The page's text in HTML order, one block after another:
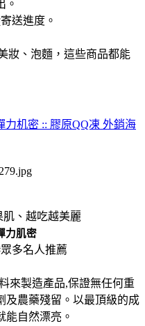
。
送進度。
妝、泡麵，這些商品都能
机密 :: 膠原QQ凍 外銷海
、越吃越美麗
力肌密
多名人推薦
來製造產品,保證無任何重
及農藥殘留。以最頂級的成
能自然漂亮。